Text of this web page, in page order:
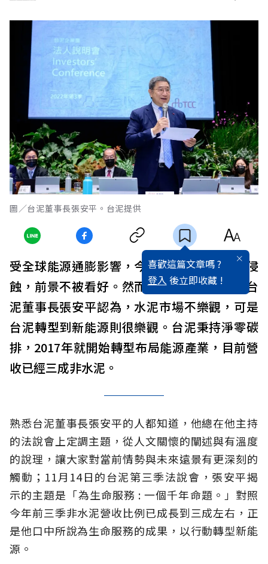
圖／台泥董事長張安平。台泥提供
喜歡這篇文章嗎 ?
登入 後立即收藏 !
受全球能源通膨影響，今年水泥業成本慘被侵
蝕，前景不被看好。然而，本週法說會上，台
泥董事長張安平認為，水泥市場不樂觀，可是
台泥轉型到新能源則很樂觀。台泥秉持淨零碳
排，2017年就開始轉型布局能源產業，目前營
收已經三成非水泥。
熟悉台泥董事長張安平的人都知道，他總在他主持
的法說會上定調主題，從人文關懷的闡述與有溫度
的說理，讓大家對當前情勢與未來遠景有更深刻的
觸動；11月14日的台泥第三季法說會，張安平揭
示的主題是「為生命服務 : 一個千年命題。」對照
今年前三季非水泥營收比例已成長到三成左右，正
是他口中所說為生命服務的成果，以行動轉型新能
源。